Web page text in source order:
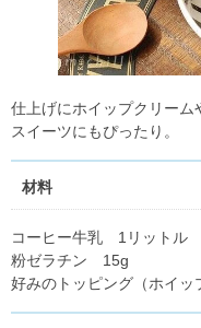
仕上げにホイップクリーム
スイーツにもぴったり。
材料
コーヒー牛乳 1リットル
粉ゼラチン 15g
好みのトッピング（ホイッ